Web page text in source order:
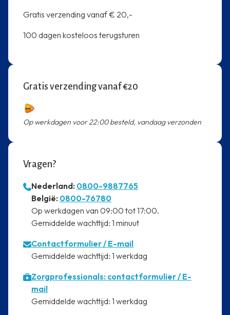
Gratis verzending vanaf € 20,-
100 dagen kosteloos terugsturen
Gratis verzending vanaf €20
Op werkdagen voor 22:00 besteld, vandaag verzonden
Vragen?
Nederland: 0800-9887765
⁠België: 0800-76780
⁠Op werkdagen van 09:00 tot 17:00.
⁠Gemiddelde wachttijd: 1 minuut
Contactformulier/ E-mail
⁠Gemiddelde wachttijd: 1 werkdag
Zorgprofessionals: contactformulier / E-
mail
⁠Gemiddelde wachttijd: 1 werkdag